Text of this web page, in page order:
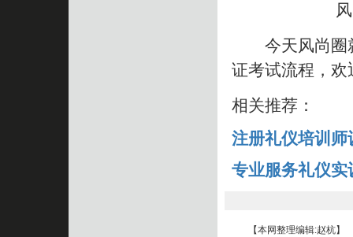
今天风尚圈
证考试流程，
相关推荐：
注册礼仪培训师
专业服务礼仪实
【本网整理编辑:赵杭】